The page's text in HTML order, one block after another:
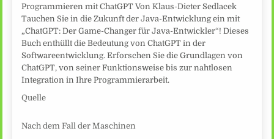
Programmieren mit ChatGPT Von Klaus-Dieter Sedlacek
Tauchen Sie in die Zukunft der Java-Entwicklung ein mit
„ChatGPT: Der Game-Changer für Java-Entwickler“! Dieses
Buch enthüllt die Bedeutung von ChatGPT in der
Softwareentwicklung. Erforschen Sie die Grundlagen von
ChatGPT, von seiner Funktionsweise bis zur nahtlosen
Integration in Ihre Programmierarbeit.
Quelle
Nach dem Fall der Maschinen